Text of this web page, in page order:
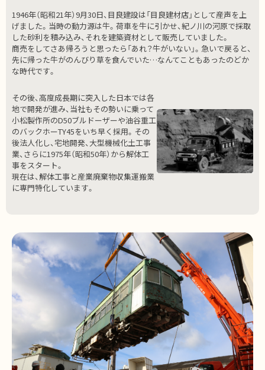
1946年（昭和21年）9月30日、目良建設は「目良建材店」として産声を上
げました。当時の動力源は牛。荷車を牛に引かせ、紀ノ川の河原で採取
した砂利を積み込み、それを建築資材として販売していました。
商売をしてさあ帰ろうと思ったら「あれ？牛がいない」。急いで戻ると、
先に帰った牛がのんびり草を食んでいた…なんてこともあったのどか
な時代です。
その後、高度成長期に突入した日本では各
地で開発が進み、当社もその勢いに乗って
小松製作所のD50ブルドーザーや油谷重工
のバックホーTY45をいち早く採用。その
後法人化し、宅地開発、大型機械化土工事
業、さらに1975年（昭和50年）から解体工
事をスタート。
現在は、解体工事と産業廃棄物収集運搬業
に専門特化しています。